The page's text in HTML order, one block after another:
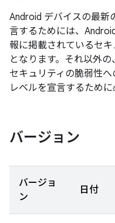
Android デバイスの最新
言するためには、
報に掲載されているセ
となります。それ以外
セキュリティの脆弱性
レベルを宣言するために
バージョン
バージョ
ン
日付